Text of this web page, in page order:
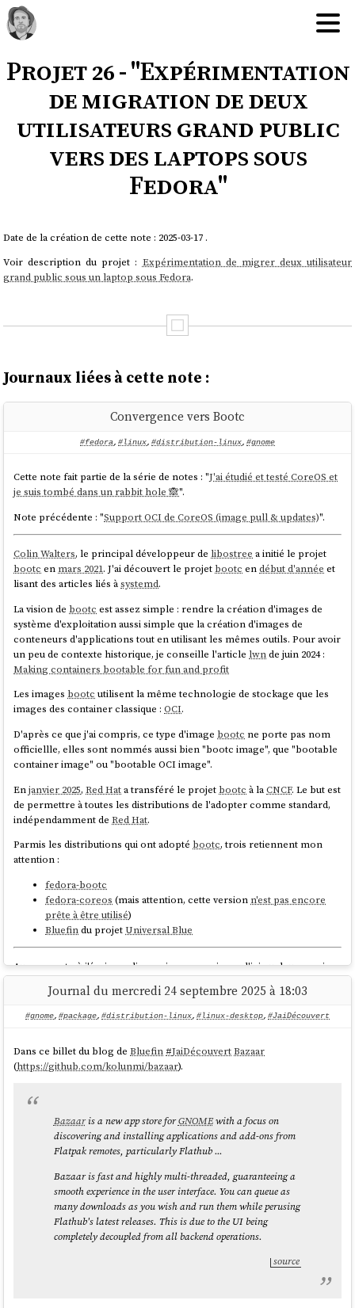
Projet 26 - "Expérimentation
de migration de deux
utilisateurs grand public
vers des laptops sous
Fedora"
Date de la création de cette note : 2025-03-17 .
Voir description du projet : Expérimentation de migrer deux utilisateur
grand public sous un laptop sous Fedora.
Journaux liées à cette note :
Convergence vers Bootc
#fedora, #linux, #distribution-linux, #gnome
Cette note fait partie de la série de notes : "J'ai étudié et testé CoreOS et
je suis tombé dans un rabbit hole 🙈".
Note précédente : "Support OCI de CoreOS (image pull & updates)".
Colin Walters, le principal développeur de libostree a initié le projet
bootc en mars 2021. J'ai découvert le projet bootc endébut d'année et
lisant des articles liés àsystemd.
La vision de bootc est assez simple : rendre la création d'images de
système d'exploitation aussi simple que la création d'images de
conteneurs d'applications tout en utilisant les mêmes outils. Pour avoir
un peu de contexte historique, je conseille l'article lwnde juin 2024 :
Making containers bootable for fun and profit
Les images bootc utilisent la même technologie de stockage que les
images des container classique :OCI.
D'après ce que j'ai compris, ce type d'image bootc ne porte pas nom
officiellle, elles sont nommés aussi bien "bootc image", que "bootable
container image" ou "bootable OCI image".
Enjanvier 2025,Red Hata transféré le projet bootc à laCNCF. Le but est
de permettre à toutes les distributions de l'adopter comme standard,
indépendamment deRed Hat.
Parmis les distributions qui ont adopté bootc, trois retiennent mon
attention :
fedora-bootc
fedora-coreos (mais attention, cette version n'est pas encore
prête à être utilisé)
Bluefindu projetUniversal Blue
Au moment où j'écris ces lignes, je pense migrer d'ici quelques mois
, qui est déjà disponible, ouFedora Silverblue, une fois que son
support bootcsera finalisé.
créer des imagesbootcpersonnalisées.
Voici diverses ressources que j'ai trouvées concernant le support
Issue dans "Fedora Atomic Desktops / SIG Issue Tracker" :
Roadmap to Fedora Bootable Containers
Pages dans "Fedora Project Wiki" :
Changes/OstreeNativeContainerStable
Section "First step towards Bootable Containers: dnf5 and
bootc" dans l'article "What’s new for Fedora Atomic Desktops in
Fedora 41"
Projet 26 - "Expérimentation de migration de deux
Journal du mercredi 24 septembre 2025 à 18:03
#gnome, #package, #distribution-linux, #linux-desktop, #JaiDécouvert
Dans ce billet du blog deBluefin #JaiDécouvert Bazaar
(https://github.com/kolunmi/bazaar).
Bazaaris a new app store forGNOMEwith a focus on
discovering and installing applications and add-ons from
Flatpak remotes, particularly Flathub ...
Bazaar is fast and highly multi-threaded, guaranteeing a
smooth experience in the user interface. You can queue as
many downloads as you wish and run them while perusing
Flathub's latest releases. This is due to the UI being
completely decoupled from all backend operations.
source